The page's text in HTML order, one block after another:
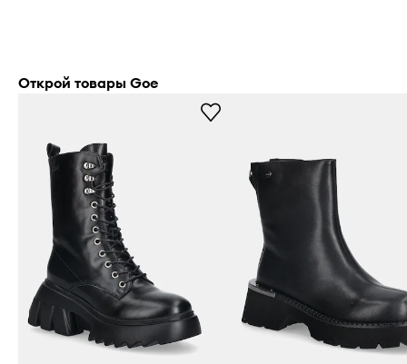
Открой товары Goe